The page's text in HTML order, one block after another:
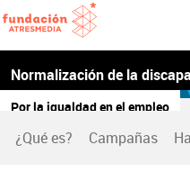
Normalización de la
Por la igualdad en el empleo
¿Qué es? Campañas